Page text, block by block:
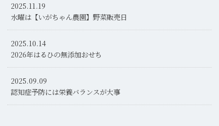
2025.11.19
水曜は【いがちゃん農園】野菜販売日
2025.10.14
2026年はるひの無添加おせち
2025.09.09
認知症予防には栄養バランスが大事